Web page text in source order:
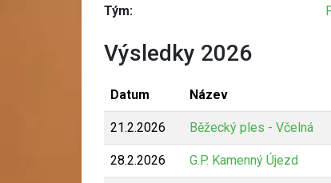
Tým:
Výsledky 2026
Datum Název
21.2.2026 Běžecký ples - Včelná
28.2.2026 G.P. Kamenný Újezd